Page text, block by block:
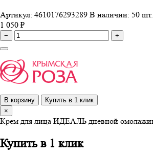
Артикул: 4610176293289 В наличии: 50 шт.
1 050 ₽
− +
В корзину
Купить в 1 клик
×
Крем для лица ИДЕАЛЬ дневной
Купить в 1 клик